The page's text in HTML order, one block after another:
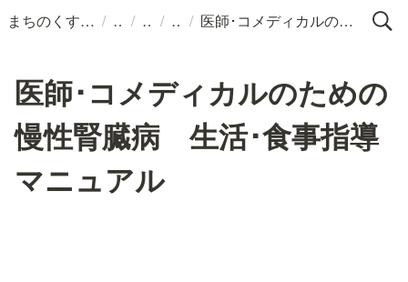
まちのくすりばこ / / / / 医師･コメディカルのための慢性腎臓病 生活･食事指導マニュアル
医師･コメディカルのための
慢性腎臓病 生活･食事指導
マニュアル